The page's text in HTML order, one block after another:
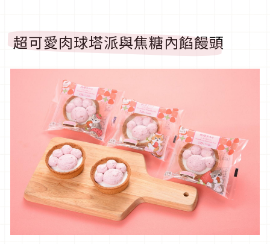
超可愛肉球塔派與焦糖內餡饅頭